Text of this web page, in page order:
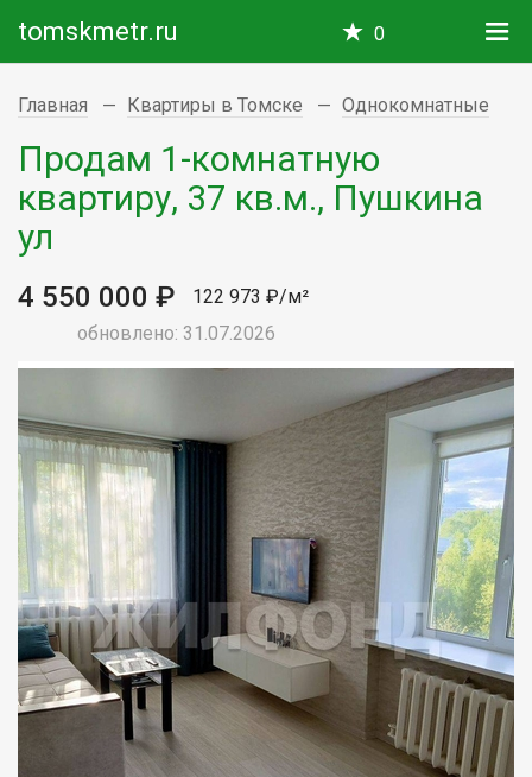
tomskmetr.ru 0
Главная Квартиры в Томске Однокомнатные
Продам 1-комнатную
квартиру, 37 кв.м., Пушкина
ул
4 550 000 ₽
122 973 ₽/м²
обновлено: 31.07.2026